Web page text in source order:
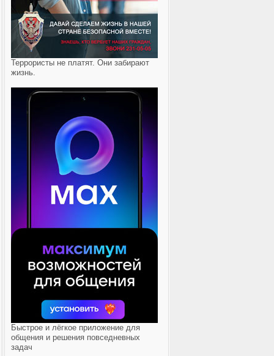
Террористы не платят. Они забирают
жизнь.
Быстрое и лёгкое приложение для
общения и решения повседневных
задач